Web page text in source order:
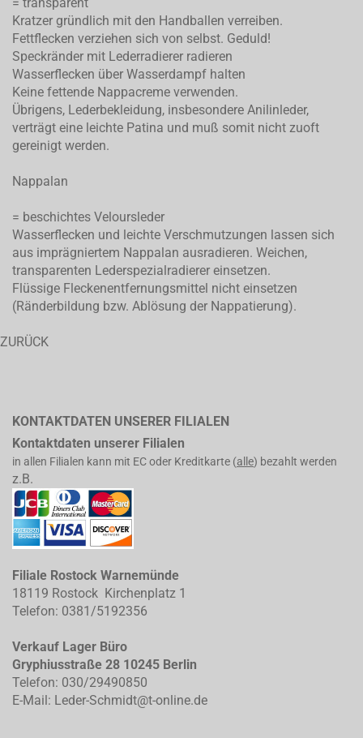
Kratzer gründlich mit den Handballen verreiben.
Fettflecken verziehen sich von selbst. Geduld!
Speckränder mit Lederradierer radieren
Wasserflecken über Wasserdampf halten
Keine fettende Nappacreme verwenden.
Übrigens, Lederbekleidung, insbesondere Anilinleder,
verträgt eine leichte Patina und muß somit nicht zuoft
gereinigt werden.
Nappalan
= beschichtes Veloursleder
Wasserflecken und leichte Verschmutzungen lassen sich
aus imprägniertem Nappalan ausradieren. Weichen,
transparenten Lederspezialradierer einsetzen.
Flüssige Fleckenentfernungsmittel nicht einsetzen
(Ränderbildung bzw. Ablösung der Nappatierung).
ZURÜCK
KONTAKTDATEN UNSERER FILIALEN
Kontaktdaten unserer Filialen
in allen Filialen kann mit EC oder Kreditkarte (alle) bezahlt werden
z.B.
Filiale Rostock Warnemünde
18119 Rostock Kirchenplatz 1
Telefon: 0381/5192356
Verkauf Lager Büro
Gryphiusstraße 28 10245 Berlin
Telefon: 030/29490850
E-Mail: Leder-Schmidt@t-online.de